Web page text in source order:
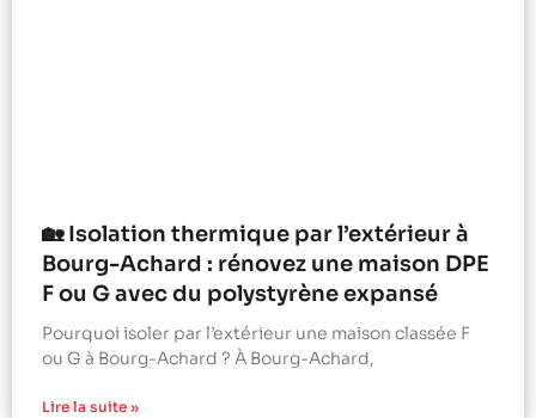
🏡 Isolation thermique par l’extérieur à
Bourg-Achard : rénovez une maison DPE
F ou G avec du polystyrène expansé
Pourquoi isoler par l’extérieur une maison classée F
ou G à Bourg-Achard ? À Bourg-Achard,
Lire la suite »